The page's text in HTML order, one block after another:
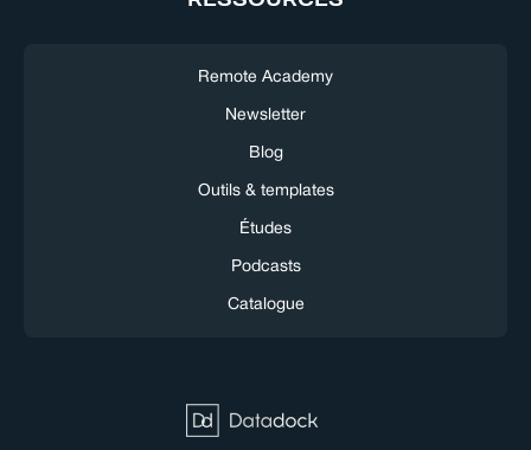
Remote Academy
Newsletter
Blog
Outils & templates
Études
Podcasts
Catalogue